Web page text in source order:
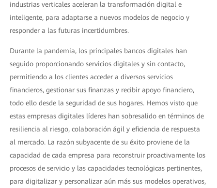
industrias verticales aceleran la transformación digital e
inteligente, para adaptarse a nuevos modelos de negocio y
responder a las futuras incertidumbres.
Durante la pandemia, los principales bancos digitales han
seguido proporcionando servicios digitales y sin contacto,
permitiendo a los clientes acceder a diversos servicios
financieros, gestionar sus finanzas y recibir apoyo financiero,
todo ello desde la seguridad de sus hogares. Hemos visto que
estas empresas digitales líderes han sobresalido en términos de
resiliencia al riesgo, colaboración ágil y eficiencia de respuesta
al mercado. La razón subyacente de su éxito proviene de la
capacidad de cada empresa para reconstruir proactivamente los
procesos de servicio y las capacidades tecnológicas pertinentes,
para digitalizar y personalizar aún más sus modelos operativos,